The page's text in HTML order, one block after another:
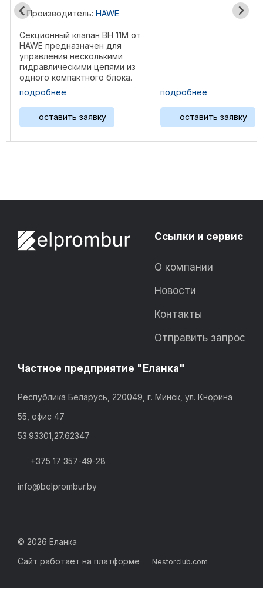
11M от
для
из
блока.
новые
подробнее
оставить заявку
системах
для
потока, а
управления
операциями ...
подробнее
оставить
Ссылки и сервис
О компании
Новости
Контакты
Отправить запрос
Частное предприятие "Еланка"
Республика Беларусь, 220049, г. Минск, ул. Кнорина
55, офис 47
53.93301,27.62347
+375 17 357-49-28
info@belprombur.by
© 2026 Еланка
Сайт работает на платформе
Nestorclub.com